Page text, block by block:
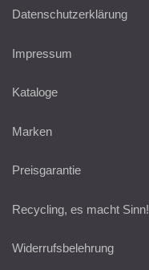
Datenschutzerklärung
Impressum
Kataloge
Marken
Preisgarantie
Recycling, es macht Sinn!
Widerrufsbelehrung